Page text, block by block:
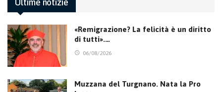
Ultime notizie
«Remigrazione? La felicità è un diritto
di tutti».…
06/08/2026
Muzzana del Turgnano. Nata la Pro